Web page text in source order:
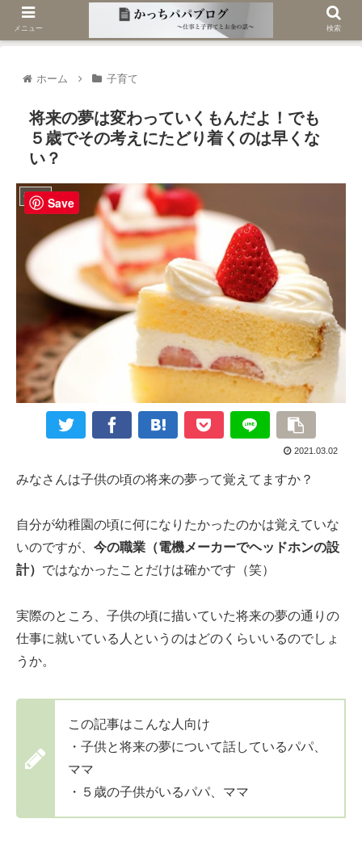
ホーム 子育て
将来の夢は変わっていくもんだよ！でも
５歳でその考えにたどり着くのは早くな
い？
子育て
2021.03.02
みなさんは子供の頃の将来の夢って覚えてますか？
自分が幼稚園の頃に何になりたかったのかは覚えていな
いのですが、 今の職業（電機メーカーでヘッドホンの設
計） ではなかったことだけは確かです（笑）
実際のところ、子供の頃に描いていた将来の夢の通りの
仕事に就いている人というのはどのくらいいるのでしょ
うか。
この記事はこんな人向け
・子供と将来の夢について話しているパパ、
ママ
・５歳の子供がいるパパ、ママ
メニュー 検索
Save